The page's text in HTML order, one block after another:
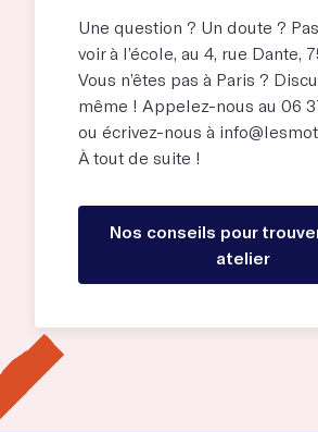
Une question ? Un doute ?
voir à l’école, au 4, rue Dante,
Vous n’êtes pas à Paris ?
même ! Appelez-nous au 06
ou écrivez-nous à
À tout de suite !
Nos conseils pour
atelier